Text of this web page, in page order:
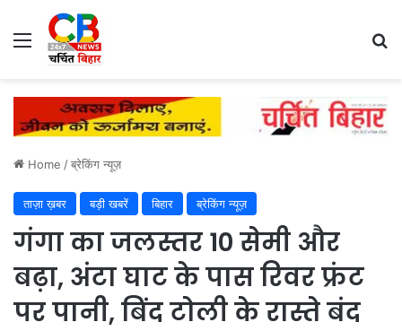
Menu
Home /ब्रेकिंग न्यूज़
ताज़ा ख़बर बड़ी खबरें बिहार ब्रेकिंग न्यूज़
​गंगा का जलस्तर 10 सेमी और
बढ़ा, अंटा घाट के पास रिवर फ्रंट
पर पानी, बिंद टोली के रास्ते बंद